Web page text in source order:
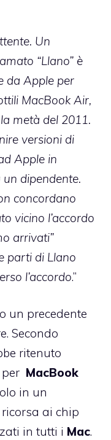
Un
“Llano” è
da Apple per
MacBook Air,
metà del 2011.
versioni di
Apple in
dipendente.
concordano
vicino l’accordo
arrivati”
parti di Llano
l’accordo.”
un precedente
Secondo
ritenuto
per MacBook
in un
ai chip
in tutti i Mac.